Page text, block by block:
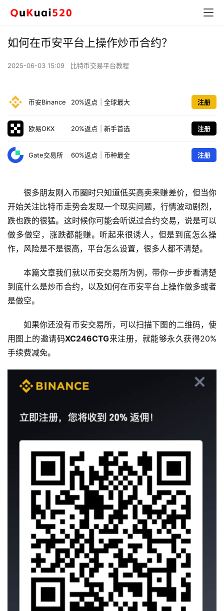
如何在币安平台上操作炒币合约？
2025-06-03 15:09 比特币交易平台教程
币安Binance 20%返点 全球最大 注册
欧易OKX 20%返点 新手首选 注册
Gate交易所 60%返点 币种最全 注册
很多朋友刚入币圈时只知道低买高卖来赚差价，但当你
开始关注比特币走势会发现一个现实问题，行情波动剧烈，
跌也跌的很猛。这时候你可能会听说过合约交易，说是可以
做多做空，涨跌都能赚。听起来很诱人，但是到底怎么操
作，风险是不是很高，平台怎么设置，很多人都不清楚。
本篇文章我们就以币安交易所为例，带你一步步看清楚
到底什么是炒币合约，以及如何在币安平台上操作做多或者
是做空。
如果你还没有币安交易所，可以扫描下图的二维码，使
用图上的邀请码XC246CTG来注册，就能够永久获得20%
手续费减免。